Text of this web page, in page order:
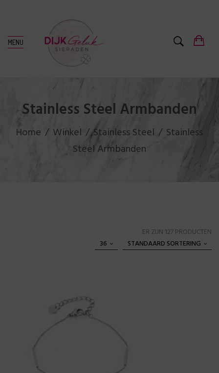
MENU
Stainless Steel Armbanden
Home Winkel Stainless Steel
Stainless
Steel Armbanden
ER ZIJN 127 PRODUCTEN
STANDAARD SORTERING
36